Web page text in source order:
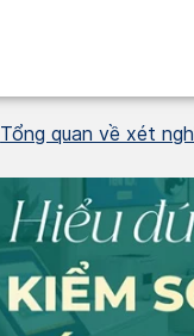
Tổng quan về xét